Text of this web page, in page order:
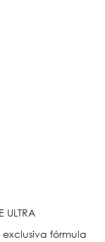
ULTRA
exclusiva fórmula